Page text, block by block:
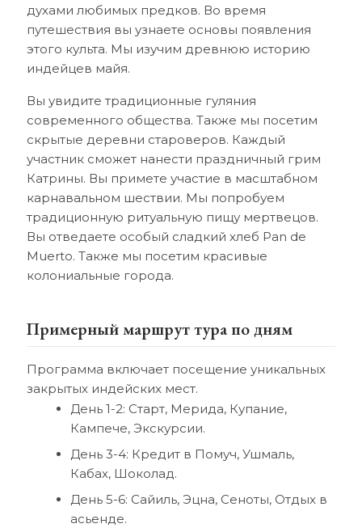
духами любимых предков. Во время
путешествия вы узнаете основы появления
этого культа. Мы изучим древнюю историю
индейцев майя.
Вы увидите традиционные гуляния
современного общества. Также мы посетим
скрытые деревни староверов. Каждый
участник сможет нанести праздничный грим
Катрины. Вы примете участие в масштабном
карнавальном шествии. Мы попробуем
традиционную ритуальную пищу мертвецов.
Вы отведаете особый сладкий хлеб Pan de
Muerto. Также мы посетим красивые
колониальные города.
Примерный маршрут тура по дням
Программа включает посещение уникальных
закрытых индейских мест.
День 1-2: Старт, Мерида, Купание,
Кампече, Экскурсии.
День 3-4: Кредит в Помуч, Ушмаль,
Кабах, Шоколад.
День 5-6: Сайиль, Эцна, Сеноты, Отдых в
асьенде.